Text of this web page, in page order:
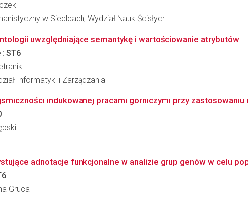
w Siedlcach, Wydział Nauk Ścisłych
uwzględniające semantykę i wartościowanie atrybutów
ST6
Informatyki i Zarządzania
indukowanej pracami górniczymi przy zastosowaniu
adnotacje funkcjonalne w analizie grup genów w celu
Gruca